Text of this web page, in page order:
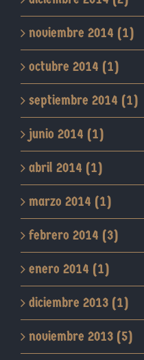
noviembre 2014 (1)
octubre 2014 (1)
septiembre 2014 (1)
junio 2014 (1)
abril 2014 (1)
marzo 2014 (1)
febrero 2014 (3)
enero 2014 (1)
diciembre 2013 (1)
noviembre 2013 (5)